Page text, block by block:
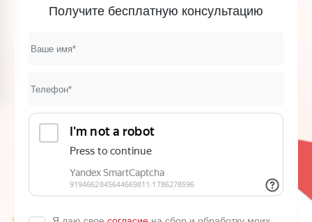
Получите бесплатную консультацию